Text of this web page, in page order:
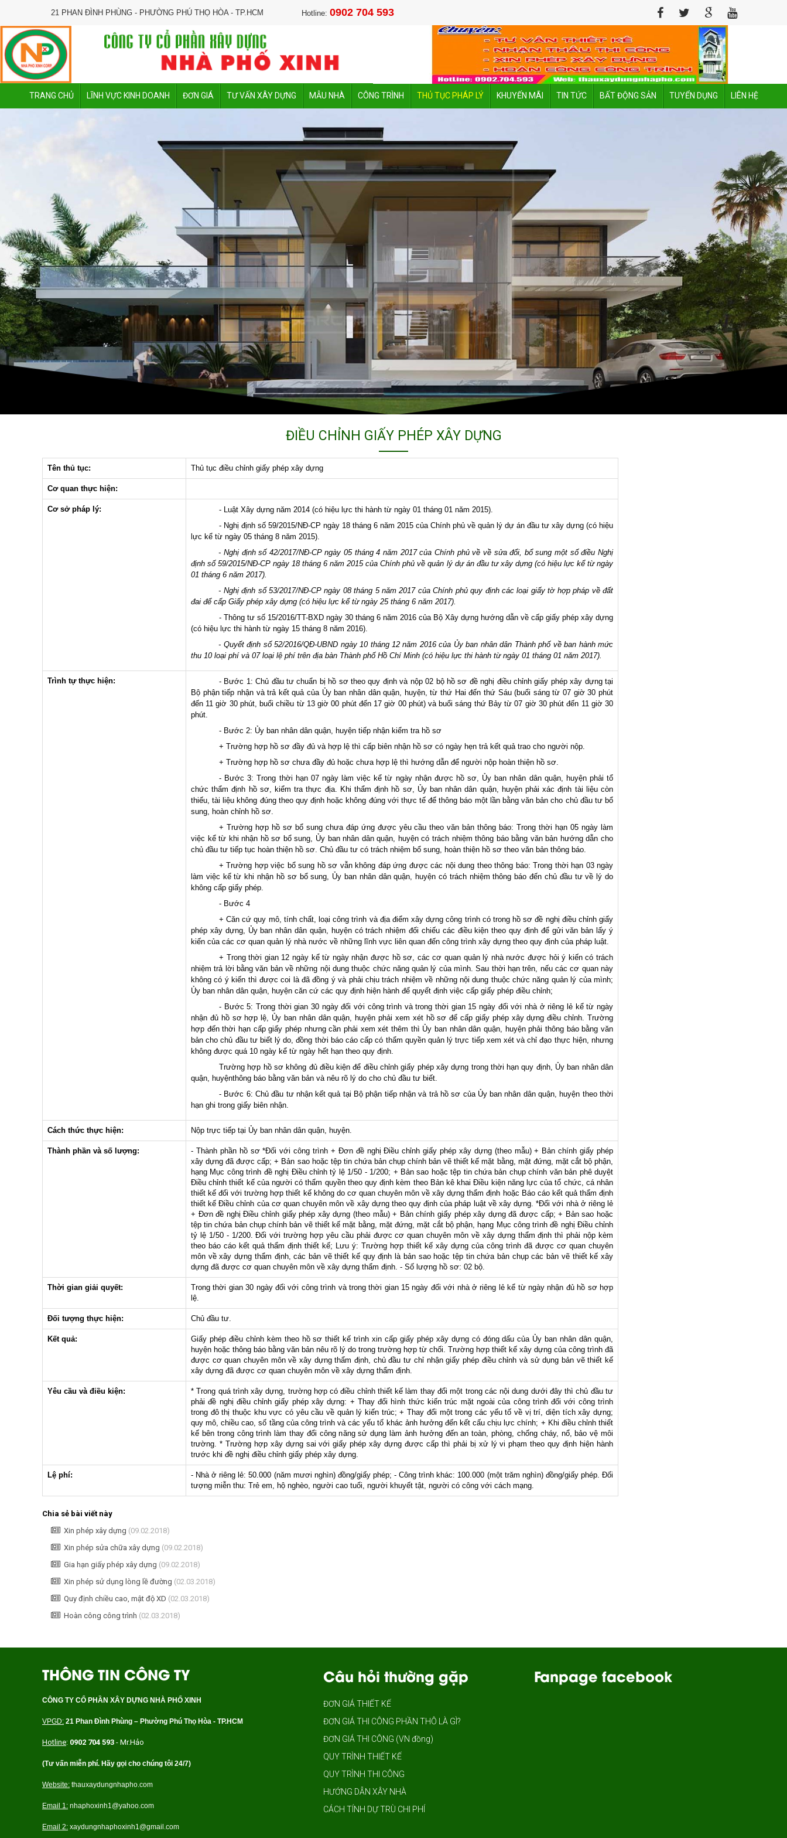
21 PHAN ĐÌNH PHÙNG - PHƯỜNG PHÚ THỌ HÒA - TP.HCM Hotline: 0902 704 593
TRANG CHỦ LĨNH VỰC KINH DOANH ĐƠN GIÁ TƯ VẤN XÂY DỰNG MẪU NHÀ CÔNG TRÌNH THỦ TỤC PHÁP LÝ KHUYẾN MÃI TIN TỨC BẤT ĐỘNG SẢN TUYỂN DỤNG LIÊN HỆ
ĐIỀU CHỈNH GIẤY PHÉP XÂY DỰNG
Tên thủ tục: Thủ tục điều chỉnh giấy phép xây dựng
Cơ quan thực hiện:
Cơ sở pháp lý:
- Luật Xây dựng năm 2014 (có hiệu lực thi hành từ ngày 01 tháng 01 năm 2015).
- Nghị định số 59/2015/NĐ-CP ngày 18 tháng 6 năm 2015 của Chính phủ về quản lý dự án đầu tư xây dựng (có hiệu
lực kể từ ngày 05 tháng 8 năm 2015).
- Nghị định số 42/2017/NĐ-CP ngày 05 tháng 4 năm 2017 của Chính phủ về về sửa đổi, bổ sung một số điều Nghị
định số 59/2015/NĐ-CP ngày 18 tháng 6 năm 2015 của Chính phủ về quản lý dự án đầu tư xây dựng (có hiệu lực kể từ ngày
01 tháng 6 năm 2017).
- Nghị định số 53/2017/NĐ-CP ngày 08 tháng 5 năm 2017 của Chính phủ quy định các loại giấy tờ hợp pháp về đất
đai để cấp Giấy phép xây dựng (có hiệu lực kể từ ngày 25 tháng 6 năm 2017).
- Thông tư số 15/2016/TT-BXD ngày 30 tháng 6 năm 2016 của Bộ Xây dựng hướng dẫn về cấp giấy phép xây dựng
(có hiệu lực thi hành từ ngày 15 tháng 8 năm 2016).
- Quyết định số 52/2016/QĐ-UBND ngày 10 tháng 12 năm 2016 của Ủy ban nhân dân Thành phố về ban hành mức
thu 10 loại phí và 07 loại lệ phí trên địa bàn Thành phố Hồ Chí Minh (có hiệu lực thi hành từ ngày 01 tháng 01 năm 2017).
Trình tự thực hiện:
- Bước 1: Chủ đầu tư chuẩn bị hồ sơ theo quy định và nộp 02 bộ hồ sơ đề nghị điều chỉnh giấy phép xây dựng tại
Bộ phận tiếp nhận và trả kết quả của Ủy ban nhân dân quận, huyện, từ thứ Hai đến thứ Sáu (buổi sáng từ 07 giờ 30 phút
đến 11 giờ 30 phút, buổi chiều từ 13 giờ 00 phút đến 17 giờ 00 phút) và buổi sáng thứ Bảy từ 07 giờ 30 phút đến 11 giờ 30
phút.
- Bước 2: Ủy ban nhân dân quận, huyện tiếp nhận kiểm tra hồ sơ
+ Trường hợp hồ sơ đầy đủ và hợp lệ thì cấp biên nhận hồ sơ có ngày hẹn trả kết quả trao cho người nộp.
+ Trường hợp hồ sơ chưa đầy đủ hoặc chưa hợp lệ thì hướng dẫn để người nộp hoàn thiện hồ sơ.
- Bước 3: Trong thời hạn 07 ngày làm việc kể từ ngày nhận được hồ sơ, Ủy ban nhân dân quận, huyện phải tổ
chức thẩm định hồ sơ, kiểm tra thực địa. Khi thẩm định hồ sơ, Ủy ban nhân dân quận, huyện phải xác định tài liệu còn
thiếu, tài liệu không đúng theo quy định hoặc không đúng với thực tế để thông báo một lần bằng văn bản cho chủ đầu tư bổ
sung, hoàn chỉnh hồ sơ.
+ Trường hợp hồ sơ bổ sung chưa đáp ứng được yêu cầu theo văn bản thông báo: Trong thời hạn 05 ngày làm
việc kể từ khi nhận hồ sơ bổ sung, Ủy ban nhân dân quận, huyện có trách nhiệm thông báo bằng văn bản hướng dẫn cho
chủ đầu tư tiếp tục hoàn thiện hồ sơ. Chủ đầu tư có trách nhiệm bổ sung, hoàn thiện hồ sơ theo văn bản thông báo.
+ Trường hợp việc bổ sung hồ sơ vẫn không đáp ứng được các nội dung theo thông báo: Trong thời hạn 03 ngày
làm việc kể từ khi nhận hồ sơ bổ sung, Ủy ban nhân dân quận, huyện có trách nhiệm thông báo đến chủ đầu tư về lý do
không cấp giấy phép.
- Bước 4
+ Căn cứ quy mô, tính chất, loại công trình và địa điểm xây dựng công trình có trong hồ sơ đề nghị điều chỉnh giấy
phép xây dựng, Ủy ban nhân dân quận, huyện có trách nhiệm đối chiếu các điều kiện theo quy định để gửi văn bản lấy ý
kiến của các cơ quan quản lý nhà nước về những lĩnh vực liên quan đến công trình xây dựng theo quy định của pháp luật.
+ Trong thời gian 12 ngày kể từ ngày nhận được hồ sơ, các cơ quan quản lý nhà nước được hỏi ý kiến có trách
nhiệm trả lời bằng văn bản về những nội dung thuộc chức năng quản lý của mình. Sau thời hạn trên, nếu các cơ quan này
không có ý kiến thì được coi là đã đồng ý và phải chịu trách nhiệm về những nội dung thuộc chức năng quản lý của mình;
Ủy ban nhân dân quận, huyện căn cứ các quy định hiện hành để quyết định việc cấp giấy phép điều chỉnh;
- Bước 5: Trong thời gian 30 ngày đối với công trình và trong thời gian 15 ngày đối với nhà ở riêng lẻ kể từ ngày
nhận đủ hồ sơ hợp lệ, Ủy ban nhân dân quận, huyện phải xem xét hồ sơ để cấp giấy phép xây dựng điều chỉnh. Trường
hợp đến thời hạn cấp giấy phép nhưng cần phải xem xét thêm thì Ủy ban nhân dân quận, huyện phải thông báo bằng văn
bản cho chủ đầu tư biết lý do, đồng thời báo cáo cấp có thẩm quyền quản lý trực tiếp xem xét và chỉ đạo thực hiện, nhưng
không được quá 10 ngày kể từ ngày hết hạn theo quy định.
Trường hợp hồ sơ không đủ điều kiện để điều chỉnh giấy phép xây dựng trong thời hạn quy định, Ủy ban nhân dân
quận, huyệnthông báo bằng văn bản và nêu rõ lý do cho chủ đầu tư biết.
- Bước 6: Chủ đầu tư nhận kết quả tại Bộ phận tiếp nhận và trả hồ sơ của Ủy ban nhân dân quận, huyện theo thời
hạn ghi trong giấy biên nhận.
Cách thức thực hiện: Nộp trực tiếp tại Ủy ban nhân dân quận, huyện.
Thành phần và số lượng:
- Thành phần hồ sơ *Đối với công trình + Đơn đề nghị Điều chỉnh giấy phép xây dựng (theo mẫu) + Bản chính giấy phép
xây dựng đã được cấp; + Bản sao hoặc tệp tin chứa bản chụp chính bản vẽ thiết kế mặt bằng, mặt đứng, mặt cắt bộ phận,
hạng Mục công trình đề nghị Điều chỉnh tỷ lệ 1/50 - 1/200; + Bản sao hoặc tệp tin chứa bản chụp chính văn bản phê duyệt
Điều chỉnh thiết kế của người có thẩm quyền theo quy định kèm theo Bản kê khai Điều kiện năng lực của tổ chức, cá nhân
thiết kế đối với trường hợp thiết kế không do cơ quan chuyên môn về xây dựng thẩm định hoặc Báo cáo kết quả thẩm định
thiết kế Điều chỉnh của cơ quan chuyên môn về xây dựng theo quy định của pháp luật về xây dựng. *Đối với nhà ở riêng lẻ
+ Đơn đề nghị Điều chỉnh giấy phép xây dựng (theo mẫu) + Bản chính giấy phép xây dựng đã được cấp; + Bản sao hoặc
tệp tin chứa bản chụp chính bản vẽ thiết kế mặt bằng, mặt đứng, mặt cắt bộ phận, hạng Mục công trình đề nghị Điều chỉnh
tỷ lệ 1/50 - 1/200. Đối với trường hợp yêu cầu phải được cơ quan chuyên môn về xây dựng thẩm định thì phải nộp kèm
theo báo cáo kết quả thẩm định thiết kế; Lưu ý: Trường hợp thiết kế xây dựng của công trình đã được cơ quan chuyên
môn về xây dựng thẩm định, các bản vẽ thiết kế quy định là bản sao hoặc tệp tin chứa bản chụp các bản vẽ thiết kế xây
dựng đã được cơ quan chuyên môn về xây dựng thẩm định. - Số lượng hồ sơ: 02 bộ.
Thời gian giải quyết:
Trong thời gian 30 ngày đối với công trình và trong thời gian 15 ngày đối với nhà ở riêng lẻ kể từ ngày nhận đủ hồ sơ hợp
lệ.
Đối tượng thực hiện: Chủ đầu tư.
Kết quả:
Giấy phép điều chỉnh kèm theo hồ sơ thiết kế trình xin cấp giấy phép xây dựng có đóng dấu của Ủy ban nhân dân quận,
huyện hoặc thông báo bằng văn bản nêu rõ lý do trong trường hợp từ chối. Trường hợp thiết kế xây dựng của công trình đã
được cơ quan chuyên môn về xây dựng thẩm định, chủ đầu tư chỉ nhận giấy phép điều chỉnh và sử dụng bản vẽ thiết kế
xây dựng đã được cơ quan chuyên môn về xây dựng thẩm định.
Yêu cầu và điều kiện:
* Trong quá trình xây dựng, trường hợp có điều chỉnh thiết kế làm thay đổi một trong các nội dung dưới đây thì chủ đầu tư
phải đề nghị điều chỉnh giấy phép xây dựng: + Thay đổi hình thức kiến trúc mặt ngoài của công trình đối với công trình
trong đô thị thuộc khu vực có yêu cầu về quản lý kiến trúc; + Thay đổi một trong các yếu tố về vị trí, diện tích xây dựng;
quy mô, chiều cao, số tầng của công trình và các yếu tố khác ảnh hưởng đến kết cấu chịu lực chính; + Khi điều chỉnh thiết
kế bên trong công trình làm thay đổi công năng sử dụng làm ảnh hưởng đến an toàn, phòng, chống cháy, nổ, bảo vệ môi
trường. * Trường hợp xây dựng sai với giấy phép xây dựng được cấp thì phải bị xử lý vi phạm theo quy định hiện hành
trước khi đề nghị điều chỉnh giấy phép xây dựng.
Lệ phí:
- Nhà ở riêng lẻ: 50.000 (năm mươi nghìn) đồng/giấy phép; - Công trình khác: 100.000 (một trăm nghìn) đồng/giấy phép. Đối
tượng miễn thu: Trẻ em, hộ nghèo, người cao tuổi, người khuyết tật, người có công với cách mạng.
Chia sẻ bài viết này
Xin phép xây dựng (09.02.2018)
Xin phép sửa chữa xây dựng (09.02.2018)
Gia hạn giấy phép xây dựng (09.02.2018)
Xin phép sử dụng lòng lề đường (02.03.2018)
Quy định chiều cao, mật độ XD (02.03.2018)
Hoàn công công trình (02.03.2018)
THÔNG TIN CÔNG TY
CÔNG TY CỔ PHẦN XÂY DỰNG NHÀ PHỐ XINH
VPGD: 21 Phan Ðình Phùng – Phường Phú Thọ Hòa - TP.HCM
Hotline: 0902 704 593 - Mr.Hảo
(Tư vấn miễn phí. Hãy gọi cho chúng tôi 24/7)
Website: thauxaydungnhapho.com
Email 1: nhaphoxinh1@yahoo.com
Email 2: xaydungnhaphoxinh1@gmail.com
Câu hỏi thường gặp
ĐƠN GIÁ THIẾT KẾ
ĐƠN GIÁ THI CÔNG PHẦN THÔ LÀ GÌ?
ĐƠN GIÁ THI CÔNG (VN đồng)
QUY TRÌNH THIẾT KẾ
QUY TRÌNH THI CÔNG
HƯỚNG DẪN XÂY NHÀ
CÁCH TÍNH DỰ TRÙ CHI PHÍ
Fanpage facebook